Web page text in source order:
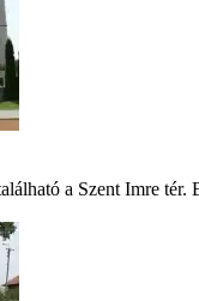
a Szent Imre tér.